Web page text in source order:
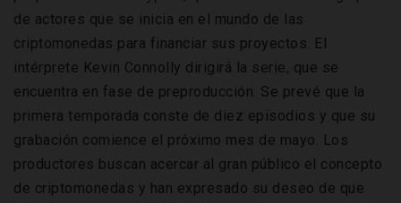
de actores que se inicia en el mundo de las
criptomonedas para financiar sus proyectos. El
intérprete Kevin Connolly dirigirá la serie, que se
encuentra en fase de preproducción. Se prevé que la
primera temporada conste de diez episodios y que su
grabación comience el próximo mes de mayo. Los
productores buscan acercar al gran público el concepto
de criptomonedas y han expresado su deseo de que